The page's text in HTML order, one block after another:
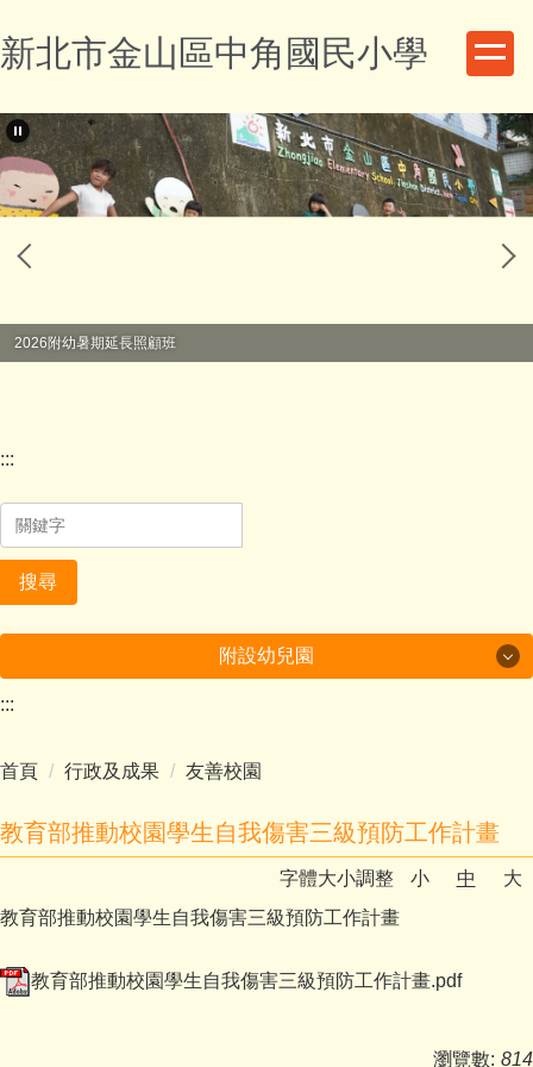
到
主
內
容
區
新北市金山區中角國民小學
2026附幼暑期延長照顧班
:::
搜尋
附設幼兒園
行政及成果
課程計畫
家庭教育成果
:::
首頁 行政及成果 友善校園
教育部推動校園學生自我傷害三級預防工作計畫
字體大小調整 小 中
大
教育部推動校園學生自我傷害三級預防工作計畫
教育部推動校園學生自我傷害三級預防工作計畫.pdf
瀏覽數: 814